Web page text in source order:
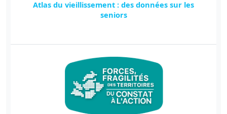
Atlas du vieillissement : des données sur les
seniors